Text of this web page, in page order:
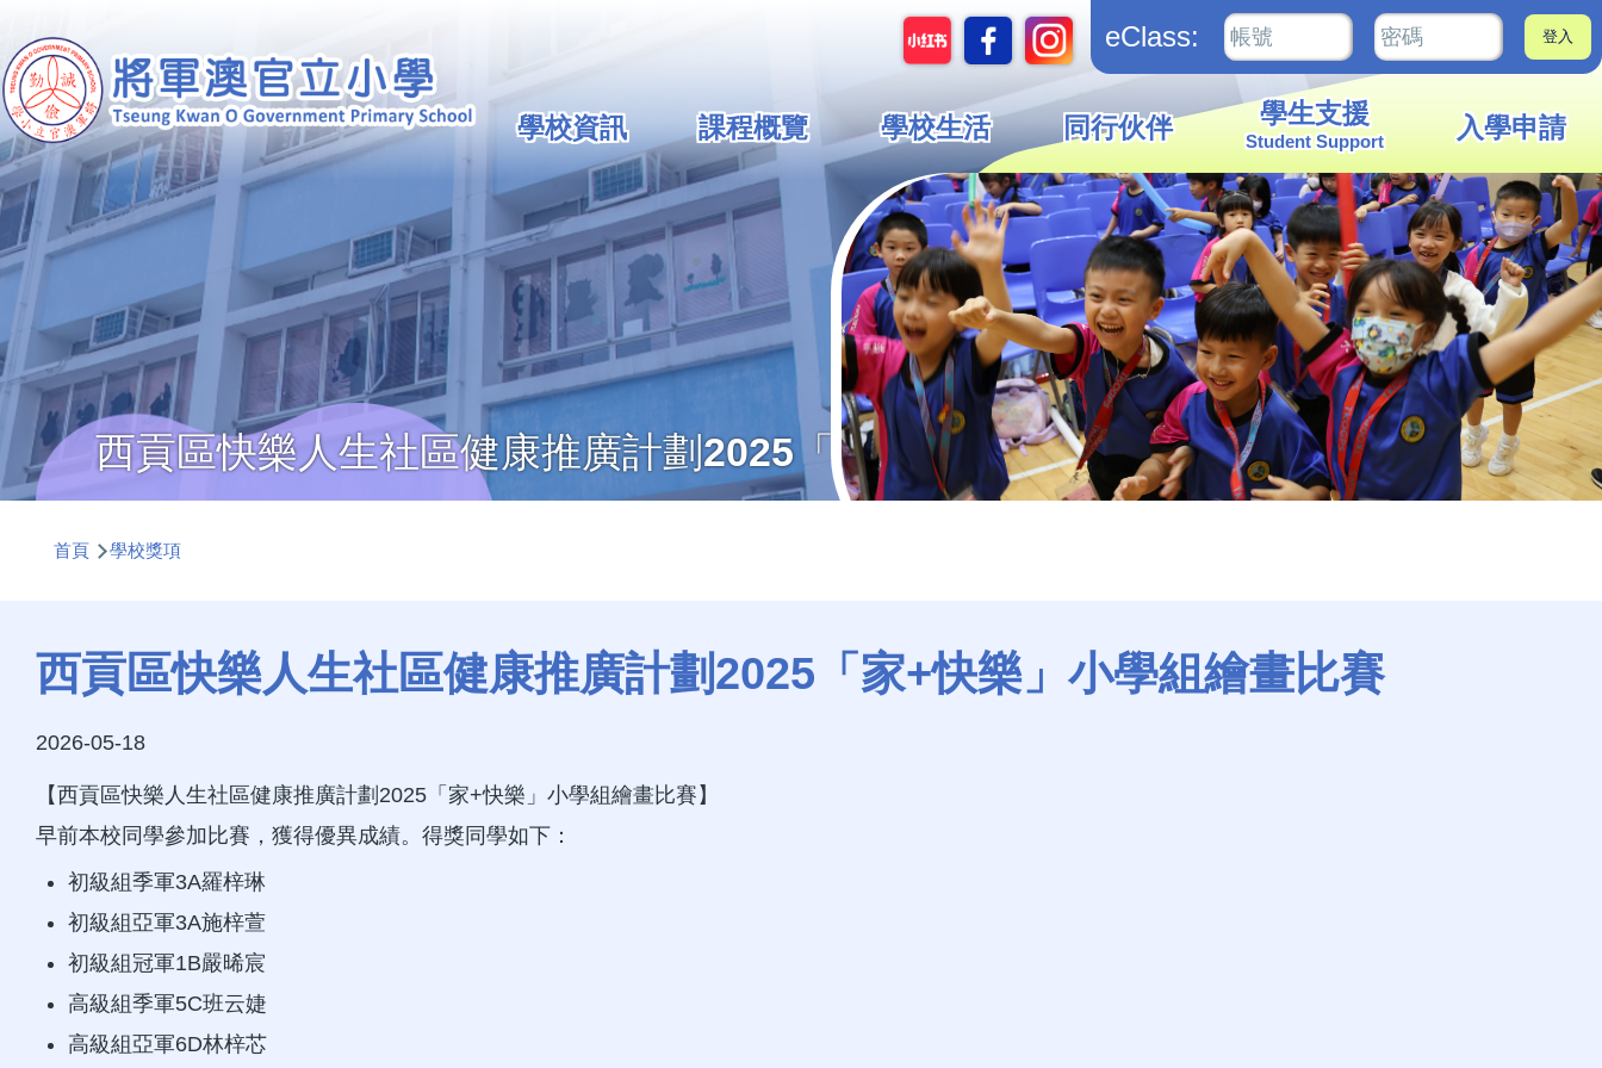
eClass:
Main
navigation
學校資訊 課程概覽 學校生活 同行伙伴 學生支援
Student Support 入學申請
西貢區快樂人生社區健康推廣計劃2025「家+快樂」小學組繪畫比賽
航
結
首頁 學校獎項
西貢區快樂人生社區健康推廣計劃2025「家+快樂」小學組繪畫比賽
2026-05-18
【西貢區快樂人生社區健康推廣計劃2025「家+快樂」小學組繪畫比賽】
早前本校同學參加比賽，獲得優異成績。得獎同學如下：
初級組季軍3A羅梓琳
初級組亞軍3A施梓萱
初級組冠軍1B嚴晞宸
高級組季軍5C班云婕
高級組亞軍6D林梓芯